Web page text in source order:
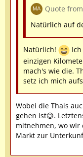
Quote
Natürlich auf
Natürlich!
einzigen
mach's wie die.
setz ich mich
Wobei die Thais
gehen ist😉.
mitnehmen, wo wir
Markt zur